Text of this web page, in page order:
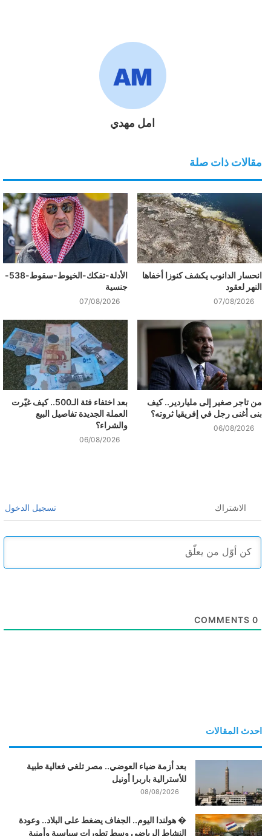
امل مهدي
مقالات ذات صلة
انحسار الدانوب يكشف كنوزا أخفاها
النهر لعقود
07/08/2026
الأدلة-تفكك-الخيوط-سقوط-538-
جنسية
07/08/2026
من تاجر صغير إلى ملياردير.. كيف
بنى أغنى رجل في إفريقيا ثروته؟
06/08/2026
بعد اختفاء فئة الـ500.. كيف غيّرت
العملة الجديدة تفاصيل البيع
والشراء؟
06/08/2026
الاشتراك تسجيل الدخول
0
احدث المقالات
بعد أزمة ضياء العوضي.. مصر تلغي فعالية طبية
للأسترالية باربرا أونيل
08/08/2026
� هولندا اليوم.. الجفاف يضغط على البلاد.. وعودة
النشاط الرياضي وسط تطورات سياسية وأمنية